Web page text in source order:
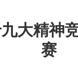
大精神
赛